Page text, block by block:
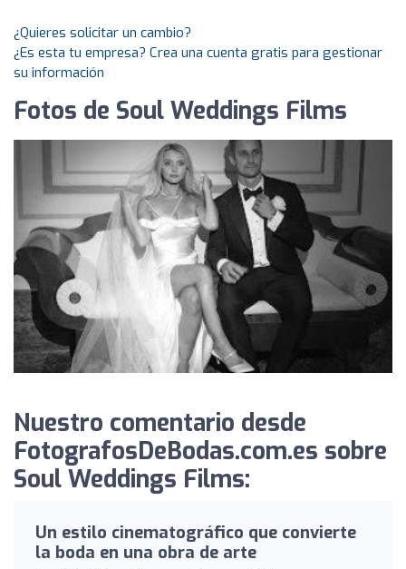
¿Quieres solicitar un cambio?
¿Es esta tu empresa? Crea una cuenta gratis para gestionar
su información
Fotos de Soul Weddings Films
Nuestro comentario desde
FotografosDeBodas.com.es sobre
Soul Weddings Films:
Un estilo cinematográfico que convierte
la boda en una obra de arte